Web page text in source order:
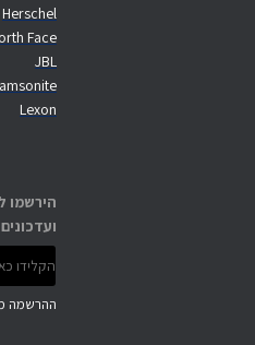
Herschel
Face
JBL
Lexon
הירשמו
ועדכונים
ההרשמה